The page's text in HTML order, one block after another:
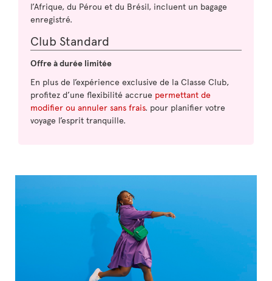
l’Afrique, du Pérou et du Brésil, incluent un bagage
enregistré.
Club Standard
Offre à durée limitée
En plus de l’expérience exclusive de la Classe Club,
profitez d’une flexibilité accrue permettant de
modifier ou annuler sans frais. pour planifier votre
voyage l’esprit tranquille.